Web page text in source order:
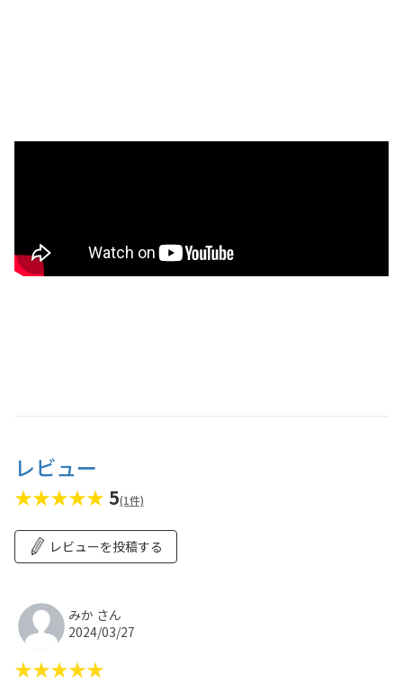
レビュー
★★★★★ 5(1件)
レビューを投稿する
みか さん
2024/03/27
★★★★★